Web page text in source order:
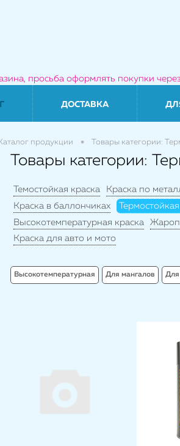
просьба оформлять покупки
ДОСТАВКА
продукции Товары категории:
Товары категории:
Темостойкая краска Краска по
Краска в баллончиках
Высокотемпературная краска
Краска для авто и мото
Высокотемпературная Для мангалов Для